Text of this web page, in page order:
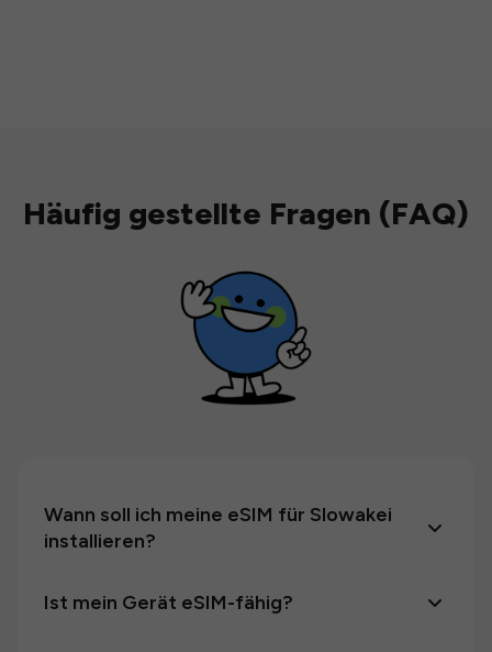
Häufig gestellte Fragen (FAQ)
Wann soll ich meine eSIM für Slowakei
installieren?
Ist mein Gerät eSIM-fähig?